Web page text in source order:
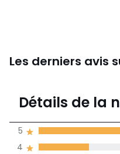
Les derniers avis
Détails de la
4
5